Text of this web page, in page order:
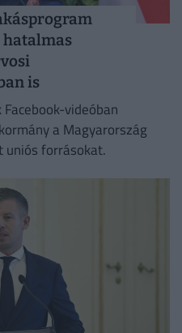
is
videóban
a Magyarország
uniós forrásokat.